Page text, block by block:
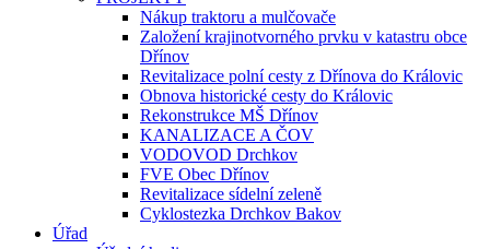
Nákup traktoru a mulčovače
Založení krajinotvorného prvku v katastru obce
Dřínov
Revitalizace polní cesty z Dřínova do Královic
Obnova historické cesty do Královic
Rekonstrukce MŠ Dřínov
KANALIZACE A ČOV
VODOVOD Drchkov
FVE Obec Dřínov
Revitalizace sídelní zeleně
Cyklostezka Drchkov Bakov
Úřad